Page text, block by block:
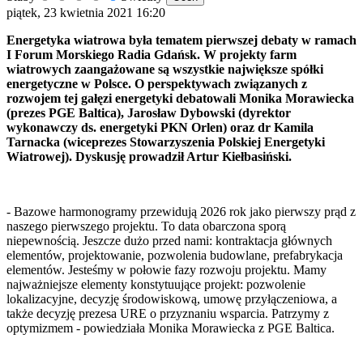
piątek, 23 kwietnia 2021 16:20
Energetyka wiatrowa była tematem pierwszej debaty w ramach
I Forum Morskiego Radia Gdańsk. W projekty farm
wiatrowych zaangażowane są wszystkie największe spółki
energetyczne w Polsce. O perspektywach związanych z
rozwojem tej gałęzi energetyki debatowali Monika Morawiecka
(prezes PGE Baltica), Jarosław Dybowski (dyrektor
wykonawczy ds. energetyki PKN Orlen) oraz dr Kamila
Tarnacka (wiceprezes Stowarzyszenia Polskiej Energetyki
Wiatrowej). Dyskusję prowadził Artur Kiełbasiński.
- Bazowe harmonogramy przewidują 2026 rok jako pierwszy prąd z
naszego pierwszego projektu. To data obarczona sporą
niepewnością. Jeszcze dużo przed nami: kontraktacja głównych
elementów, projektowanie, pozwolenia budowlane, prefabrykacja
elementów. Jesteśmy w połowie fazy rozwoju projektu. Mamy
najważniejsze elementy konstytuujące projekt: pozwolenie
lokalizacyjne, decyzję środowiskową, umowę przyłączeniowa, a
także decyzję prezesa URE o przyznaniu wsparcia. Patrzymy z
optymizmem - powiedziała Monika Morawiecka z PGE Baltica.